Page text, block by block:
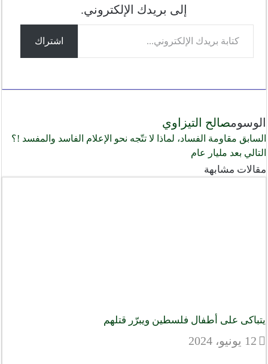
إلى بريدك الإلكتروني.
بريدك
الإلكتروني...
اشتراك
الوسومصالح التيزاوي
السابق مقاومة الفساد، لماذا لا تتّجه نحو الإعلام الفاسد والمفسد !؟
التالي بعد مليار عام
مقالات مشابهة
يتباكى على أطفال فلسطين ويبرّر قتلهم
12 يونيو، 2024